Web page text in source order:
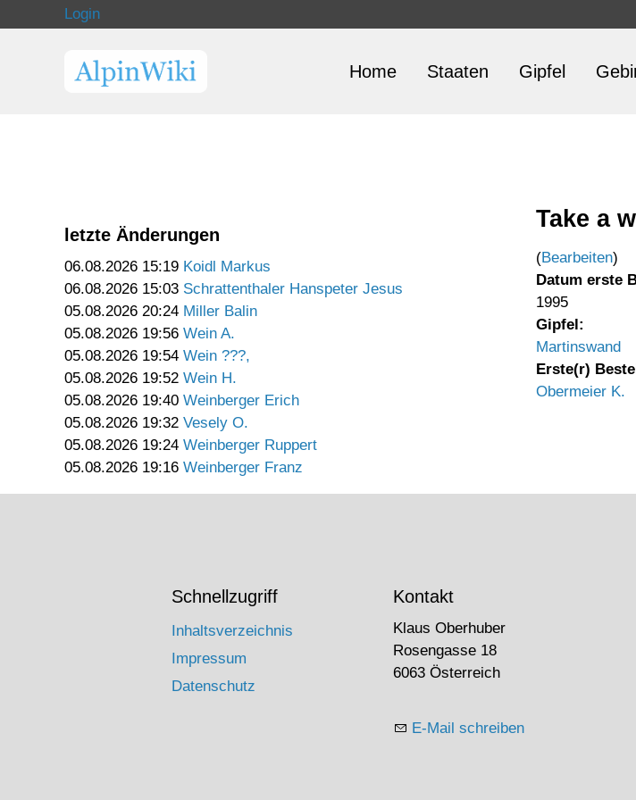
Login
Home Staaten Gipfel
letzte Änderungen
06.08.2026 15:19 Koidl Markus
06.08.2026 15:03 Schrattenthaler Hanspeter Jesus
05.08.2026 20:24 Miller Balin
05.08.2026 19:56 Wein A.
05.08.2026 19:54 Wein ???,
05.08.2026 19:52 Wein H.
05.08.2026 19:40 Weinberger Erich
05.08.2026 19:32 Vesely O.
05.08.2026 19:24 Weinberger Ruppert
05.08.2026 19:16 Weinberger Franz
Take a
(Bearbeiten)
Datum erste
1995
Gipfel:
Martinswand
Erste(r)
Obermeier K.
Schnellzugriff
Inhaltsverzeichnis
Impressum
Datenschutz
Kontakt
Klaus Oberhuber
Rosengasse 18
6063 Österreich
E-Mail schreiben